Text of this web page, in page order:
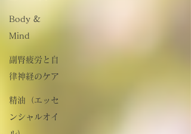
Body &
Mind
副腎疲労と自
律神経のケア
精油（エッセ
ンシャルオイ